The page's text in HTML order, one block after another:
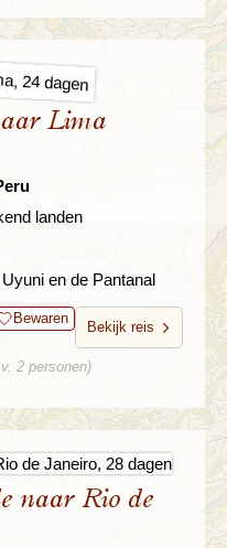
Lima
landen
en de Pantanal
Bewaren
Bekijk reis
2 personen)
naar Rio de